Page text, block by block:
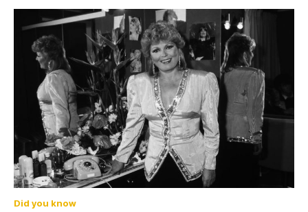
Did you know